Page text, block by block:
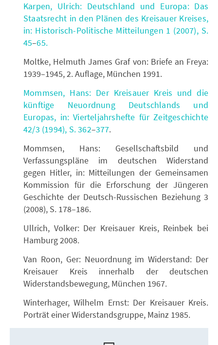
Karpen, Ulrich: Deutschland und Europa: Das
Staatsrecht in den Plänen des Kreisauer Kreises,
in: Historisch-Politische Mitteilungen 1 (2007), S.
45–65.
Moltke, Helmuth James Graf von: Briefe an Freya:
1939–1945, 2. Auflage, München 1991.
Mommsen, Hans: Der Kreisauer Kreis und die
künftige Neuordnung Deutschlands und
Europas, in: Vierteljahrshefte für Zeitgeschichte
42/3 (1994), S. 362–377.
Mommsen, Hans: Gesellschaftsbild und
Verfassungspläne im deutschen Widerstand
gegen Hitler, in: Mitteilungen der Gemeinsamen
Kommission für die Erforschung der Jüngeren
Geschichte der Deutsch-Russischen Beziehung 3
(2008), S. 178–186.
Ullrich, Volker: Der Kreisauer Kreis, Reinbek bei
Hamburg 2008.
Van Roon, Ger: Neuordnung im Widerstand: Der
Kreisauer Kreis innerhalb der deutschen
Widerstandsbewegung, München 1967.
Winterhager, Wilhelm Ernst: Der Kreisauer Kreis.
Porträt einer Widerstandsgruppe, Mainz 1985.